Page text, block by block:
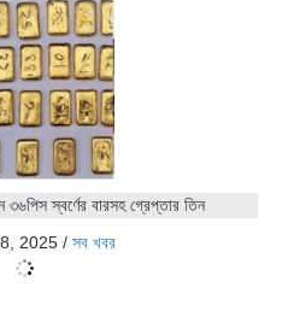
স্বর্ণের বারসহ গ্রেপ্তার তিন
2025 / সব খবর